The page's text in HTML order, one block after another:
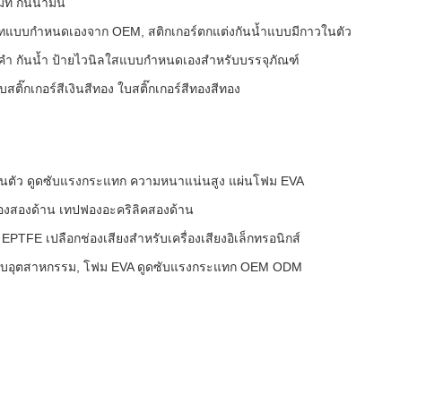
แบบกำหนดเองจาก OEM, สติกเกอร์ตกแต่งกันน้ำแบบมีกาวในตัว
ำ กันน้ำ ป้ายไวนิลใสแบบกำหนดเองสำหรับบรรจุภัณฑ์
สติ๊กเกอร์สีเงินสีทอง ใบสติ๊กเกอร์สีทองสีทอง
ตัว ดูดซับแรงกระแทก ความหนาแน่นสูง แผ่นโฟม EVA
งสองด้าน เทปฟองอะคริลิคสองด้าน
เปลือกช่องเสียงสําหรับเครื่องเสียงอิเล็กทรอนิกส์
ตสาหกรรม, โฟม EVA ดูดซับแรงกระแทก OEM ODM